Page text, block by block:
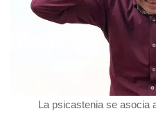
La psicastenia se asocia